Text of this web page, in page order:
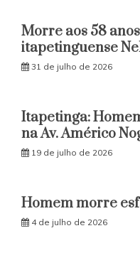
Morre aos 58
itapetinguense
31 de julho de 2026
Itapetinga:
na Av. Américo
19 de julho de 2026
Homem morre
4 de julho de 2026